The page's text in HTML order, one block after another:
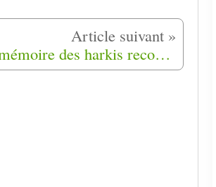
La mémoire des harkis reconnue à Buchelay (78)